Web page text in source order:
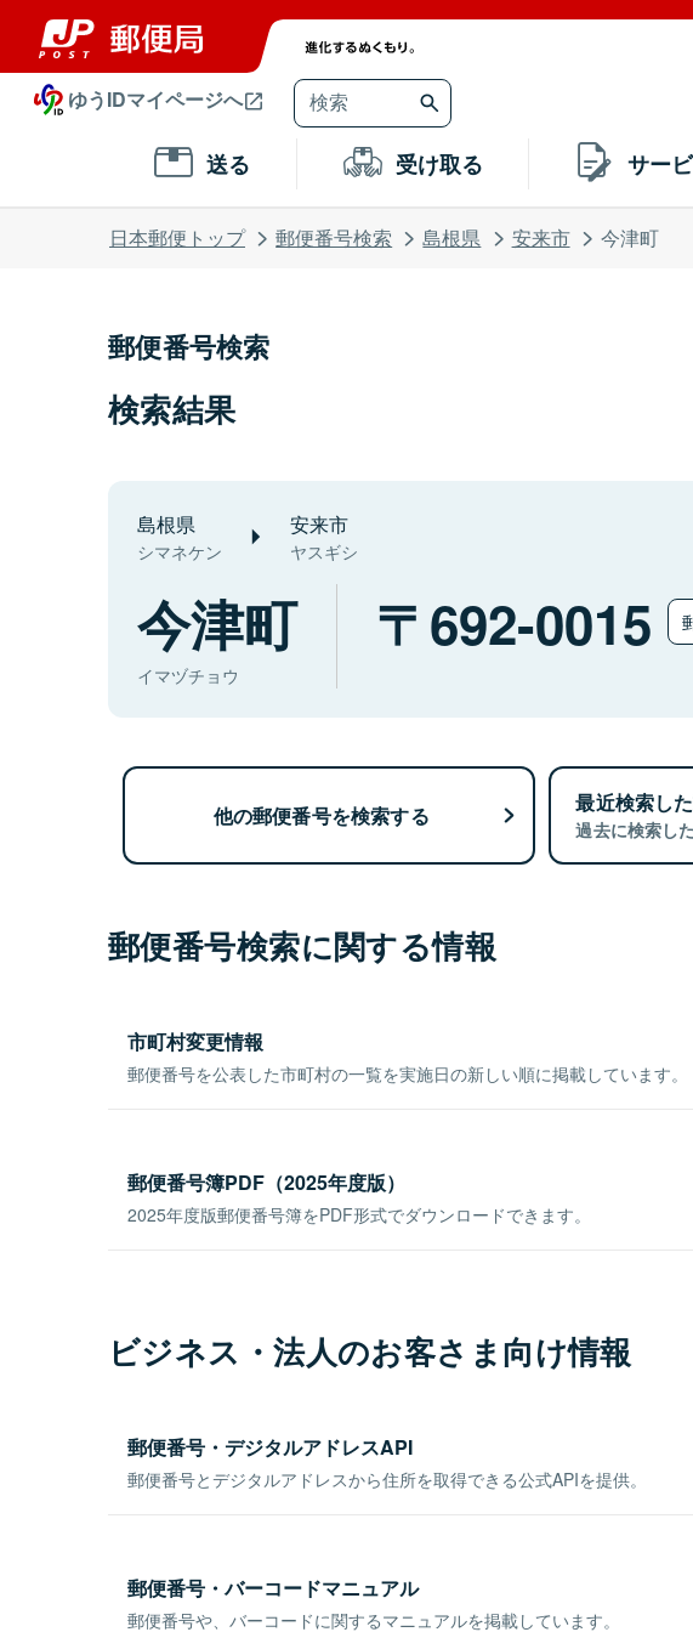
ゆうIDマイページへ
送る 受け取る サー
日本郵便トップ 郵便番号検索 島根県 安来市 今津町
郵便番号検索
検索結果
島根県
シマネケン
安来市
ヤスギシ
今津町
イマヅチョウ
692-0015
他の郵便番号を検索する 最近検索し
過去に検索し
郵便番号検索に関する情報
市町村変更情報
郵便番号を公表した市町村の一覧を実施日の新しい順に掲載しています。
郵便番号簿PDF（2025年度版）
2025年度版郵便番号簿をPDF形式でダウンロードできます。
ビジネス・法人のお客さま向け情報
郵便番号・デジタルアドレスAPI
郵便番号とデジタルアドレスから住所を取得できる公式APIを提供。
郵便番号・バーコードマニュアル
郵便番号や、バーコードに関するマニュアルを掲載しています。